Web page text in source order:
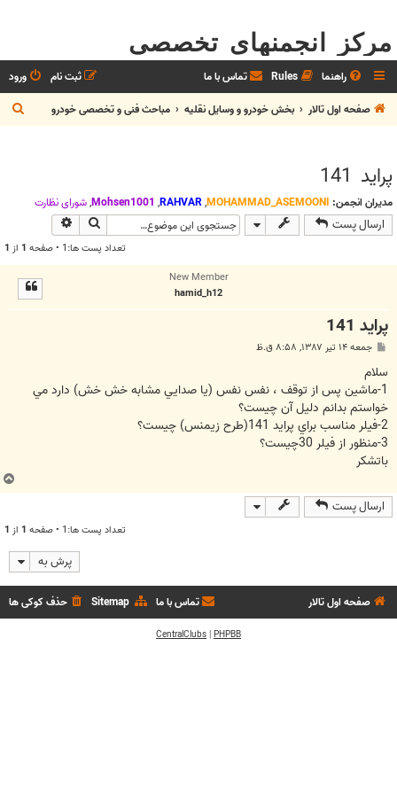
مرکز انجمنهای تخصصی
راهنما Rules تماس با ما ورود
ثبت نام
صفحه اول تالار
بخش خودرو و وسايل نقليه مباحث فنی و تخصصی خودرو
س
پرايد 141
مدیران انجمن: MOHAMMAD_ASEMOONI
,
RAHVAR
,
Mohsen1001
,شوراي نظارت
ارسال پست جستجو
تعداد پست ها:1 • صفحه 1 از 1
New Member
hamid_h12
پرايد 141
ت
جمعه ۱۴ تیر ۱۳۸۷, ۸:۵۸ ق.ظ
سلام
1-ماشين پس از توقف ، نفس نفس (يا صدايي مشابه خش خش) دارد مي
خواستم بدانم دليل آن چيست؟
2-فيلر مناسب براي پرايد 141(طرح زيمنس) چيست؟
3-منظور از فيلر 30چيست؟
باتشكر
ارسال پست
تعداد پست ها:1 • صفحه 1 از 1
پرش به
صفحه اول تالار حذف کوکی ها Sitemap تماس با ما
PHPBB
|
CentralClubs